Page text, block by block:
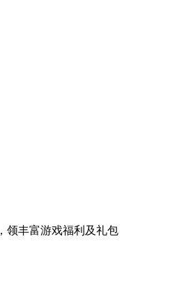
，领丰富游戏福利 及礼包